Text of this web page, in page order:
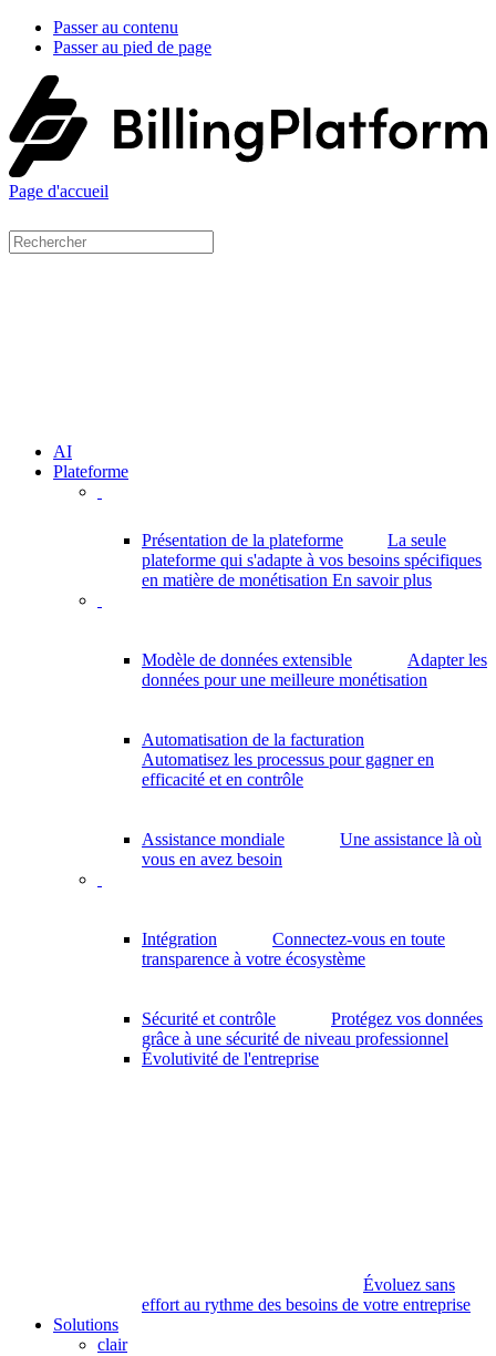
Passer au contenu
Passer au pied de page
Page d'accueil
AI
Plateforme
Présentation de la plateforme
La seule
plateforme qui s'adapte à vos besoins spécifiques
en matière de monétisation En savoir plus
Modèle de données extensible
Adapter les
données pour une meilleure monétisation
Automatisation de la facturation
Automatisez les processus pour gagner en
efficacité et en contrôle
Assistance mondiale
Une assistance là où
vous en avez besoin
Intégration
Connectez-vous en toute
transparence à votre écosystème
Sécurité et contrôle
Protégez vos données
grâce à une sécurité de niveau professionnel
Évolutivité de l'entreprise
Évoluez sans
effort au rythme des besoins de votre entreprise
Solutions
clair